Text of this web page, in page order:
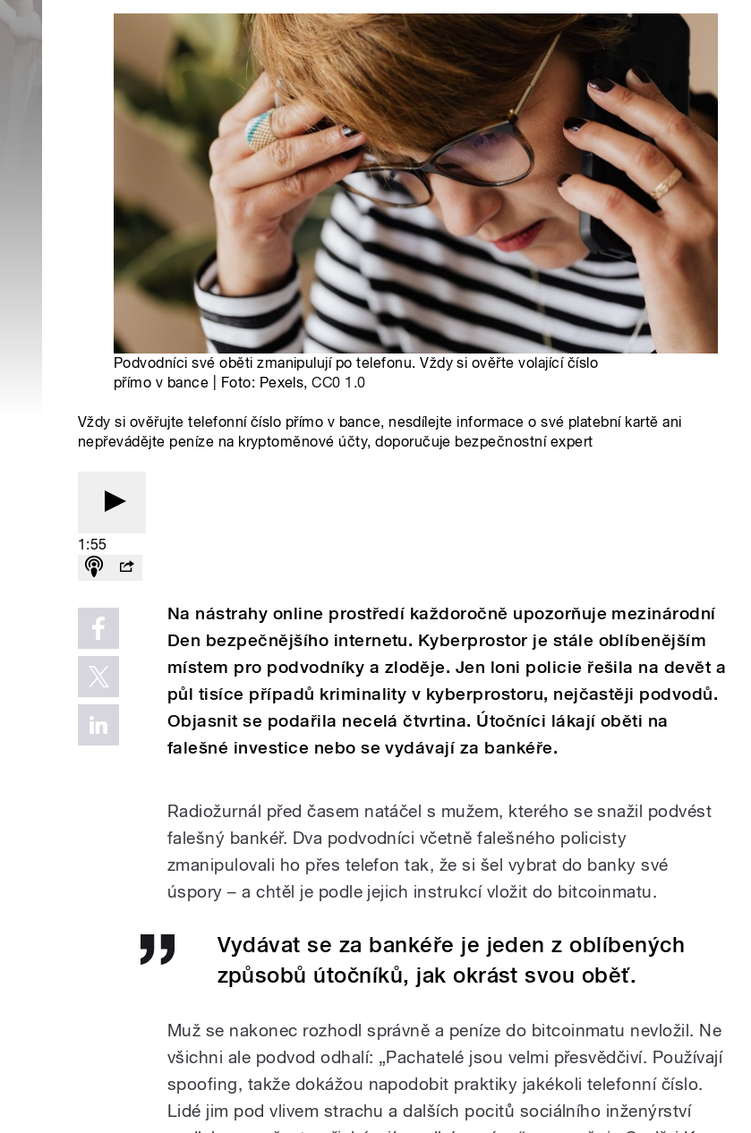
Podvodníci své oběti zmanipulují po telefonu. Vždy si ověřte volající číslo
přímo v bance | Foto: Pexels,CC0 1.0
Vždy si ověřujte telefonní číslo přímo v bance, nesdílejte informace o své platební kartě ani
nepřevádějte peníze na kryptoměnové účty, doporučuje bezpečnostní expert
1:55
Na nástrahy online prostředíkaždoročně upozorňuje mezinárodní
Den bezpečnějšího internetu. Kyberprostor je stále oblíbenějším
místem pro podvodníky a zloděje. Jen loni policie řešila na devět a
půl tisíce případů kriminality v kyberprostoru, nejčastěji podvodů.
Objasnit se podařila necelá čtvrtina. Útočníci lákajíoběti na
falešné investice nebo se vydávajíza bankéře.
Radiožurnál před časem natáčel s mužem, kterého se snažil podvést
falešný bankéř. Dva podvodníci včetně falešného policisty
zmanipulovali ho přes telefon tak, že si šel vybrat do banky své
úspory – a chtěl je podle jejich instrukcí vložit do bitcoinmatu.
Vydávat se za bankéře je jeden z oblíbených
způsobů útočníků, jak okrást svou oběť.
Muž se nakonec rozhodl správně a peníze do bitcoinmatu nevložil. Ne
všichni ale podvod odhalí: „Pachatelé jsou velmi přesvědčiví. Používají
spoofing, takže dokážou napodobit praktiky jakékoli telefonní číslo.
Lidé jim pod vlivem strachu a dalších pocitů sociálního inženýrství